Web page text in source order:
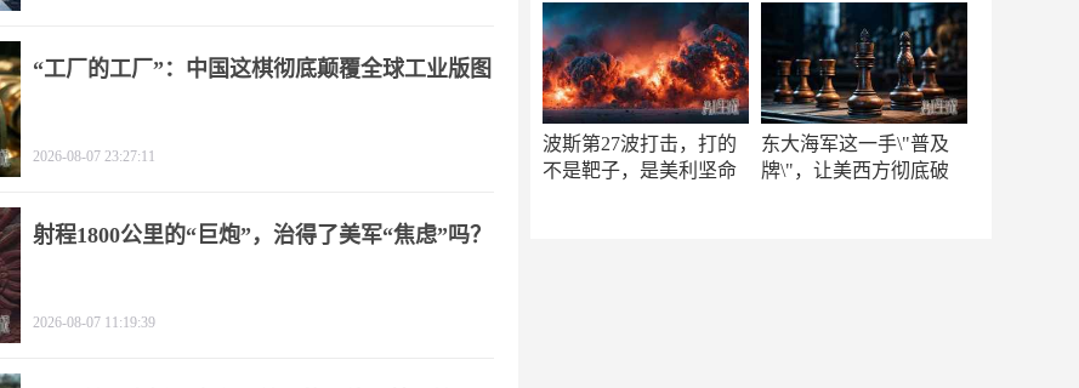
波斯第27波打击，打的
不是靶子，是美利坚命
东大海军这一手\"普及
牌\"，让美西方彻底破
“工厂的工厂”：中国这棋彻底颠覆全球工业版图
2026-08-07 23:27:11
射程1800公里的“巨炮”，治得了美军“焦虑”吗？
2026-08-07 11:19:39